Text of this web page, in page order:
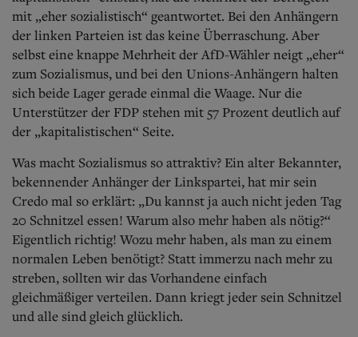
mit „eher sozialistisch“ geantwortet. Bei den Anhängern
der linken Parteien ist das keine Überraschung. Aber
selbst eine knappe Mehrheit der AfD-Wähler neigt „eher“
zum Sozialismus, und bei den Unions-Anhängern halten
sich beide Lager gerade einmal die Waage. Nur die
Unterstützer der FDP stehen mit 57 Prozent deutlich auf
der „kapitalistischen“ Seite.
Was macht Sozialismus so attraktiv? Ein alter Bekannter,
bekennender Anhänger der Linkspartei, hat mir sein
Credo mal so erklärt: „Du kannst ja auch nicht jeden Tag
20 Schnitzel essen! Warum also mehr haben als nötig?“
Eigentlich richtig! Wozu mehr haben, als man zu einem
normalen Leben benötigt? Statt immerzu nach mehr zu
streben, sollten wir das Vorhandene einfach
gleichmäßiger verteilen. Dann kriegt jeder sein Schnitzel
und alle sind gleich glücklich.